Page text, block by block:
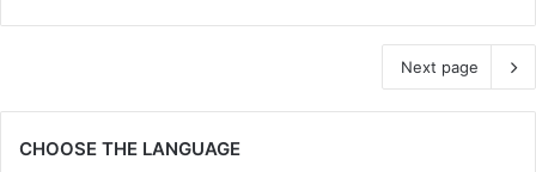
Next page
CHOOSE THE LANGUAGE